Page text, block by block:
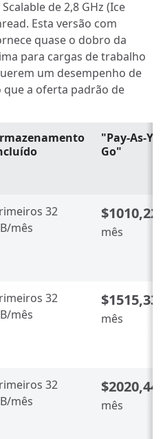
de 2,8 GHz (Ice
Esta versão com
quase o dobro da
para cargas de trabalho
um desempenho de
a oferta padrão de
"Pay-As-
Go"
32
mês
mês
32
mês
mês
32
mês
mês